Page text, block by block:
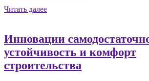
Читать далее
Инновации
устойчивость и комфорт
строительства